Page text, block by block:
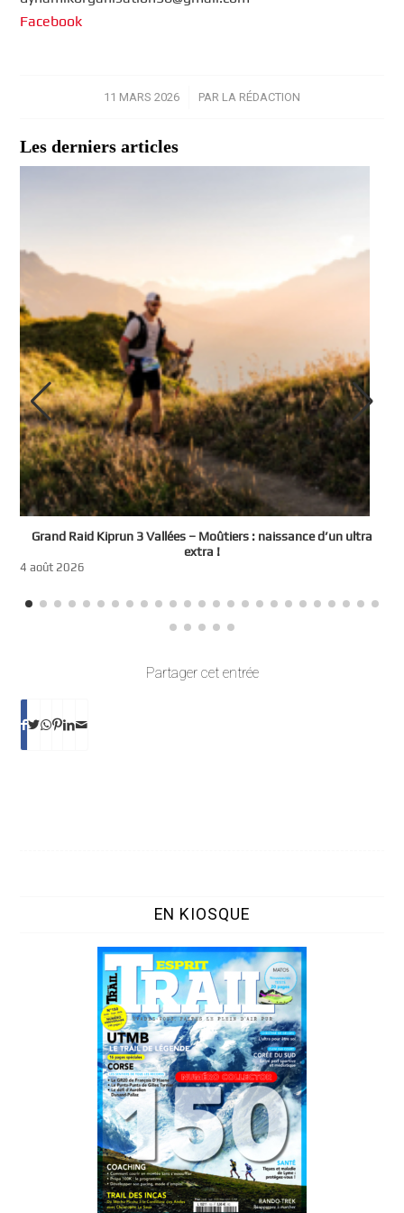
Facebook
11 MARS 2026
/ PAR LA RÉDACTION
Les derniers articles
Grand Raid Kiprun 3 Vallées – Moûtiers : naissance d’un ultra
extra !
4 août 2026
Partager cet entrée
EN KIOSQUE